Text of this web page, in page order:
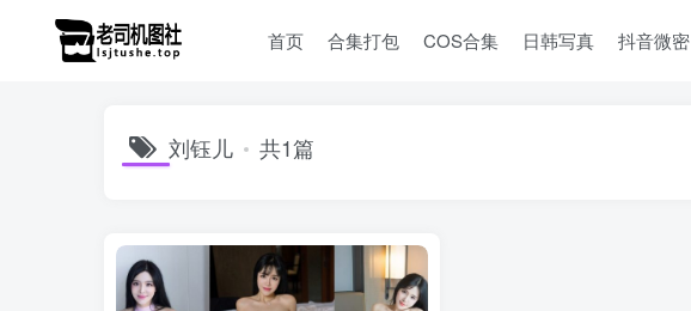
首页 合集打包 COS合集 日韩写真 抖音微密
刘钰儿 共1篇